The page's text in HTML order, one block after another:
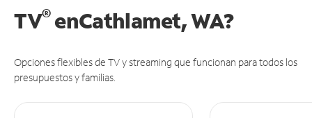
TV®enCathlamet, WA?
Opciones flexibles de TV y streaming que funcionan para todos los
presupuestos y familias.